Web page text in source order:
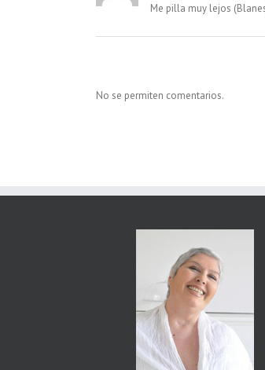
Me pilla muy lejos
No se permiten comentarios.